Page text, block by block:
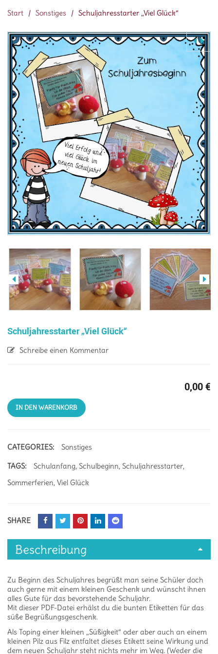
Start / Sonstiges / Schuljahresstarter „Viel Glück“
Schuljahresstarter „Viel Glück“
Schreibe einen Kommentar
0,00€
IN DEN WARENKORB
CATEGORIES: Sonstiges
TAGS: Schulanfang, Schulbeginn, Schuljahresstarter,
Sommerferien, Viel Glück
SHARE
Beschreibung
Zu Beginn des Schuljahres begrüßt man seine Schüler doch
auch gerne mit einem kleinen Geschenk und wünscht ihnen
alles Gute für das bevorstehende Schuljahr.
Mit dieser PDF-Datei erhälst du die bunten Etiketten für das
süße Begrüßungsgeschenk.
Als Toping einer kleinen „Süßigkeit“ oder aber auch an einem
kleinen Pilz aus Filz entfaltet dieses Etikett seine Wirkung und
dem neuen Schuljahr steht nichts mehr im Weg. (Weder die